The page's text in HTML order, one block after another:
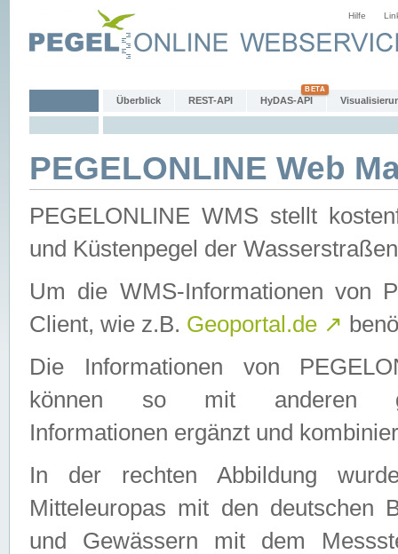
Hilfe
Überblick REST-API HyDAS-API
PEGELONLINE Web
PEGELONLINE WMS stellt
und Küstenpegel der
Um die WMS-Informationen von
Client, wie z.B. Geoportal.de ↗
Die Informationen von
können so mit anderen
Informationen ergänzt und
In der rechten Abbildung
Mitteleuropas mit den deutschen
und Gewässern mit dem